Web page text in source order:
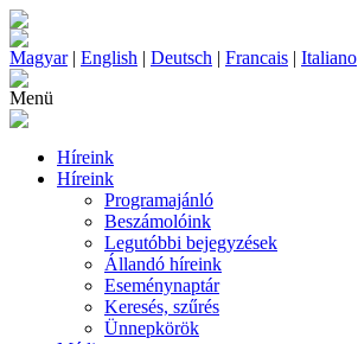
Magyar| English | Deutsch | Francais | Italiano
Menü
Híreink
Híreink
Programajánló
Beszámolóink
Legutóbbi bejegyzések
Állandó híreink
Eseménynaptár
Keresés, szűrés
Ünnepkörök